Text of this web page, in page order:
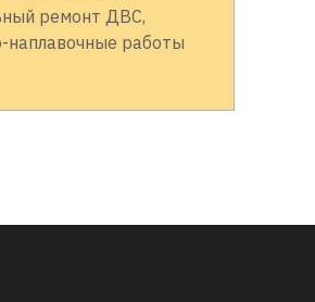
ремонт ДВС,
наплавочные работы